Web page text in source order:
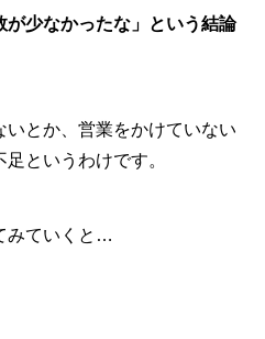
が少なかったな」という結論
とか、営業をかけていない
というわけです。
みていくと…